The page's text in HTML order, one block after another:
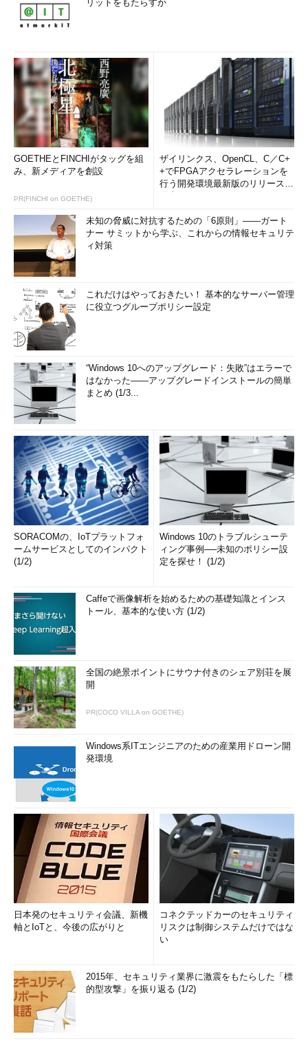
オープンさを促進し、透明性を実現することで信頼が築かれ
チームと仕事するときは、理解と共感を大事にする。ただ
し、進捗（しんちょく）よりも礼儀正しさを重視してはな
らない
リモートワーク契約に抵触する行為については異議を申し
立て、潜在的な問題については、時間とともに不満が高ま
らないよう早期に注意を喚起する
オープンなコミュニケーションをする。リモートワーク時
には、過剰なコミュニケーションというものは存在しな
コラボレーションツールでは質問を投げ掛け、誰でも貢献
できるようにする
リモート時には、実際の顧客による作業を引き続き検証する必
能に集中できるようにするには、迅速なフィードバックが不可欠
だ。
対面でユーザーにテストしてもらうのが困難なため、同じ結果
が得られるテクノロジーソリューションに頼らなければならな
い。「Zoom」や「Webex」によるビデオ会議、「Typeform」や
「SurveyMonkey」による調査、「UserTesting.com」や
「UsabilityHub」によるユーザビリティテストは、いずれも迅速
なフィードバックを得る方法になる。
リモートチームの全員がユーザーテストに関わることで理解を
共有し、より良いプロダクトエクスペリエンスを実現する。
5．リモートチームが効果を発揮するためのテクノロジーを活用
する
リモートチームワークが効果を発揮するには、リモートテクノ
ロジーのツールをうまく使い分け、さまざまなオープンチャネル
コミュニケーションとコラボレーションの良い習慣を身に付け
るのは素晴らしい出発点になる。だが、リモートチームが成功を
収めるには、仮想の共有チームスペースが必要だ。コラボレーシ
ョンツールと望ましい行動を対応付けて共通のツールセットを構
築し、コミュニティー感覚を醸成し、チームのつながりによって
信頼を維持する。
リモートワークテクノロジーの把握
現在のツールセットで利用できる選択肢を把握する。チームの
仕事のやり方をサポートできるツールを見極めるとともに、ビデ
オ会議による対面のやりとりに優先順位を付けるとよい。テクノ
ロジーだけで問題が解決することはまれだが、テクノロジーは対
話を可能にする適切なプラットフォームを提供する。
クラウドホスト型開発への移行
クラウドホスト型開発環境に移行すれば、柔軟な共有環境が常
に利用できることから、チームのアジリティとレジリエンス（回
復力）が向上する。
完全にクラウドでホストされた開発環境は、コーディング、ビ
型開発環境に移行したチームは、リモートワークへの移行の価値
を実現している。
ただし、ツール導入を急ぐあまり、チームのニーズに合うと思
われた最初のツールを購入することは避ける。アーキテクチャグ
リットをもたらすか
GOETHEとFINCHIがタッグを組
み、新メディアを創設
PR(FINCHI on GOETHE)
ザイリンクス、OpenCL、C／C+
+でFPGAアクセラレーションを
行う開発環境最新版のリリースを
未知の脅威に対抗するための「6原則」――ガート
ナー サミットから学ぶ、これからの情報セキュリテ
ィ対策
これだけはやっておきたい！ 基本的なサーバー管理
に役立つグループポリシー設定
“Windows 10へのアップグレード：失敗”はエラーで
はなかった――アップグレードインストールの簡単
まとめ (1/3...
SORACOMの、IoTプラットフォ
ームサービスとしてのインパクト
(1/2)
Windows 10のトラブルシューテ
ィング事例──未知のポリシー設
定を探せ！ (1/2)
Caffeで画像解析を始めるための基礎知識とインス
トール、基本的な使い方 (1/2)
全国の絶景ポイントにサウナ付きのシェア別荘を展
開
PR(COCO VILLA on GOETHE)
Windows系ITエンジニアのための産業用ドローン開
発環境
日本発のセキュリティ会議、新機
軸とIoTと、今後の広がりと
コネクテッドカーのセキュリティ
リスクは制御システムだけではな
い
2015年、セキュリティ業界に激震をもたらした「標
的型攻撃」を振り返る (1/2)